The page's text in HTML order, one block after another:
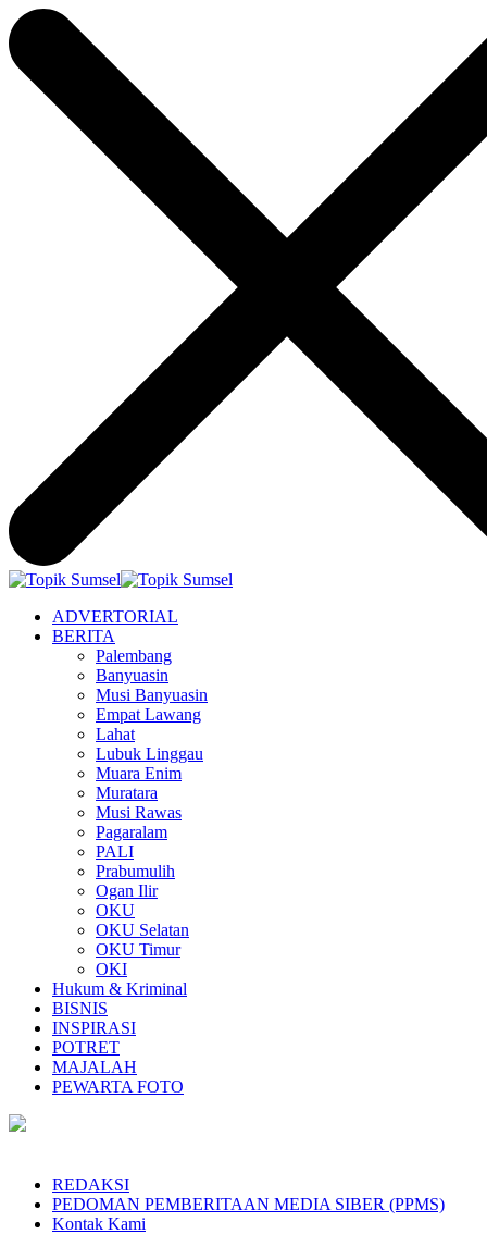
ADVERTORIAL
BERITA
Palembang
Banyuasin
Musi Banyuasin
Empat Lawang
Lahat
Lubuk Linggau
Muara Enim
Muratara
Musi Rawas
Pagaralam
PALI
Prabumulih
Ogan Ilir
OKU
OKU Selatan
OKU Timur
OKI
Hukum & Kriminal
BISNIS
INSPIRASI
POTRET
MAJALAH
PEWARTA FOTO
REDAKSI
PEDOMAN PEMBERITAAN MEDIA SIBER (PPMS)
Kontak Kami